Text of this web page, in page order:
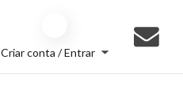
Criar conta / Entrar